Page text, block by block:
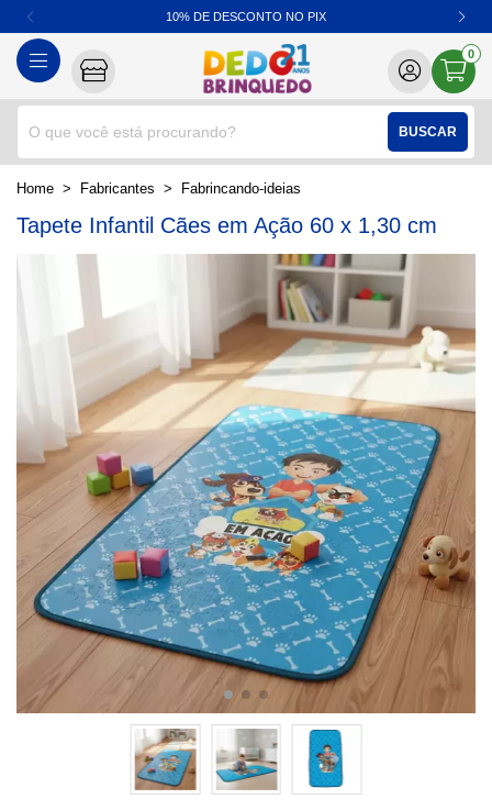
BUSCAR
0
10% DE DESCONTO NO PIX
home Fabricantes fabrincando-ideias
Tapete Infantil Cães em Ação 60 x 1,30 cm